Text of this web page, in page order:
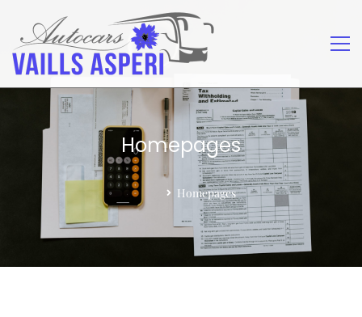
Homepages
Home Homepages